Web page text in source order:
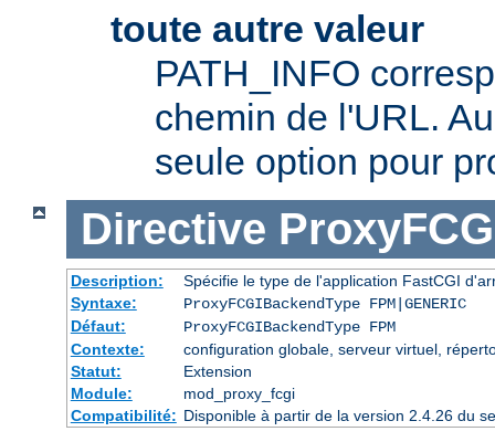
toute autre valeur
PATH_INFO
chemin de l'URL.
seule option pour
Directive
Description:
Spécifie le type de l'application FastCGI
Syntaxe:
ProxyFCGIBackendType FPM|GENERIC
Défaut:
ProxyFCGIBackendType FPM
Contexte:
configuration globale, serveur virtuel,
Statut:
Extension
Module:
mod_proxy_fcgi
Compatibilité: Disponible à partir de la version 2.4.26 du